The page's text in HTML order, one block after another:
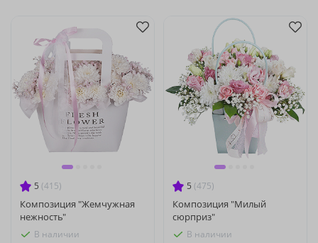
5 (415)
Композиция "Жемчужная
нежность"
В наличии
5 (475)
Композиция "Милый
сюрприз"
В наличии